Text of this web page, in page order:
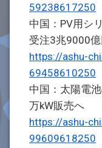
59238617250
中国：PV用シ
受注3兆9000
https://ashu-
69458610250
中国：太陽電
万kW販売へ
https://ashu-
99609618250